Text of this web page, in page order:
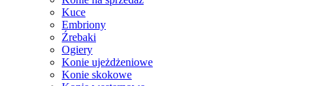
Kuce
Embriony
Źrebaki
Ogiery
Konie ujeżdżeniowe
Konie skokowe